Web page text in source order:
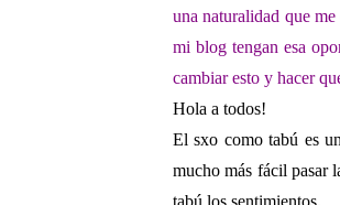
una naturalidad que
mi blog tengan esa
cambiar esto y hacer
Hola a todos!
El sxo como tabú es
mucho más fácil pasar